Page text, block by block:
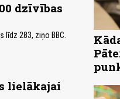
dzīvības
līdz 283, ziņo BBC.
lielākajai